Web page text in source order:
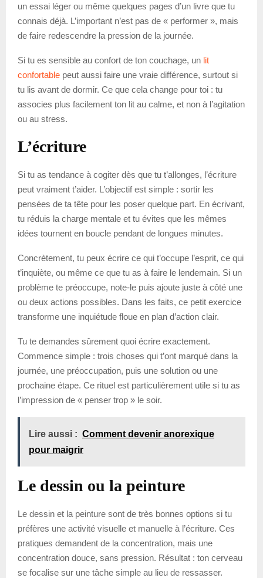
un essai léger ou même quelques pages d’un livre que tu
connais déjà. L’important n’est pas de « performer », mais
de faire redescendre la pression de la journée.
Si tu es sensible au confort de ton couchage, un lit
confortable peut aussi faire une vraie différence, surtout si
tu lis avant de dormir. Ce que cela change pour toi : tu
associes plus facilement ton lit au calme, et non à l’agitation
ou au stress.
L’écriture
Si tu as tendance à cogiter dès que tu t’allonges, l’écriture
peut vraiment t’aider. L’objectif est simple : sortir les
pensées de ta tête pour les poser quelque part. En écrivant,
tu réduis la charge mentale et tu évites que les mêmes
idées tournent en boucle pendant de longues minutes.
Concrètement, tu peux écrire ce qui t’occupe l’esprit, ce qui
t’inquiète, ou même ce que tu as à faire le lendemain. Si un
problème te préoccupe, note-le puis ajoute juste à côté une
ou deux actions possibles. Dans les faits, ce petit exercice
transforme une inquiétude floue en plan d’action clair.
Tu te demandes sûrement quoi écrire exactement.
Commence simple : trois choses qui t’ont marqué dans la
journée, une préoccupation, puis une solution ou une
prochaine étape. Ce rituel est particulièrement utile si tu as
l’impression de « penser trop » le soir.
Lire aussi : Comment devenir anorexique
pour maigrir
Le dessin ou la peinture
Le dessin et la peinture sont de très bonnes options si tu
préfères une activité visuelle et manuelle à l’écriture. Ces
pratiques demandent de la concentration, mais une
concentration douce, sans pression. Résultat : ton cerveau
se focalise sur une tâche simple au lieu de ressasser.